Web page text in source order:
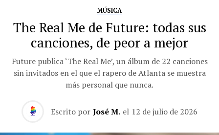
MÚSICA
The Real Me de Future: todas sus
canciones, de peor a mejor
Future publica ‘The Real Me’, un álbum de 22 canciones
sin invitados en el que el rapero de Atlanta se muestra
más personal que nunca.
Escrito por José M. el 12 de julio de 2026